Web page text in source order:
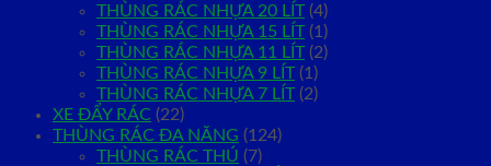
THÙNG RÁC NHỰA 20 LÍT (4)
THÙNG RÁC NHỰA 15 LÍT (1)
THÙNG RÁC NHỰA 11 LÍT (2)
THÙNG RÁC NHỰA 9 LÍT (1)
THÙNG RÁC NHỰA 7 LÍT (2)
XE ĐẨY RÁC (22)
THÙNG RÁC ĐA NĂNG (124)
THÙNG RÁC THÚ (7)